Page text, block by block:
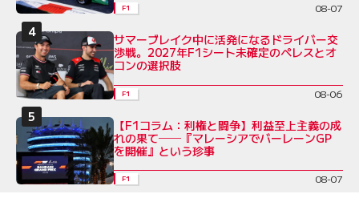
F1 08-07
サマーブレイク中に活発になるドライバー交
渉戦。2027年F1シート未確定のペレスとオ
コンの選択肢
F1 08-06
【F1コラム：利権と闘争】利益至上主義の成
れの果て──『マレーシアでバーレーンGP
を開催』という珍事
F1 08-07